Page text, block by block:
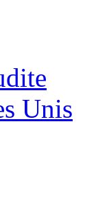
Unis